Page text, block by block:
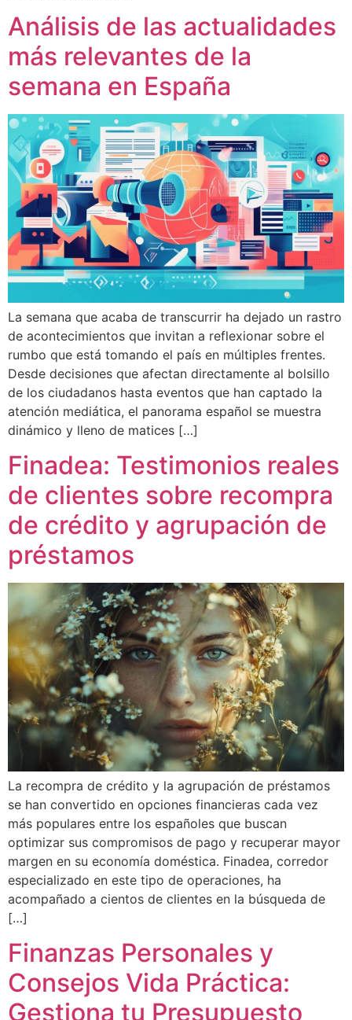
Análisis de las actualidades
más relevantes de la
semana en España
La semana que acaba de transcurrir ha dejado un rastro
de acontecimientos que invitan a reflexionar sobre el
rumbo que está tomando el país en múltiples frentes.
Desde decisiones que afectan directamente al bolsillo
de los ciudadanos hasta eventos que han captado la
atención mediática, el panorama español se muestra
dinámico y lleno de matices […]
Finadea: Testimonios reales
de clientes sobre recompra
de crédito y agrupación de
préstamos
La recompra de crédito y la agrupación de préstamos
se han convertido en opciones financieras cada vez
más populares entre los españoles que buscan
optimizar sus compromisos de pago y recuperar mayor
margen en su economía doméstica. Finadea, corredor
especializado en este tipo de operaciones, ha
acompañado a cientos de clientes en la búsqueda de
[…]
Finanzas Personales y
Consejos Vida Práctica:
Gestiona tu Presupuesto